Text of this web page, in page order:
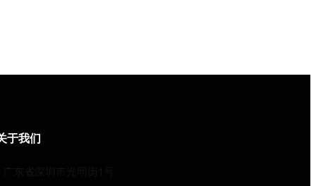
于我们
广东省深圳市光明街1号